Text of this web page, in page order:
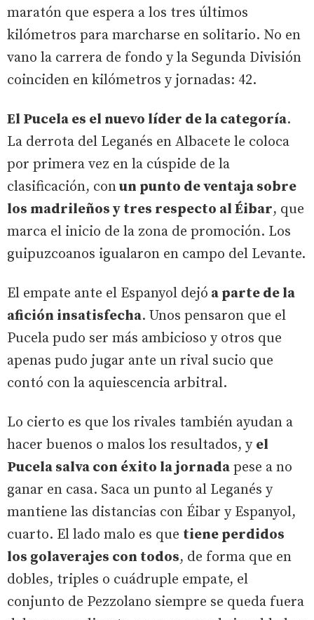
maratón que espera a los tres últimos
kilómetros para marcharse en solitario. No en
vano la carrera de fondo y la Segunda División
coinciden en kilómetros y jornadas: 42.
El Pucela es el nuevo líder de la categoría.
La derrota del Leganés en Albacete le coloca
por primera vez en la cúspide de la
clasificación, conun punto de ventaja sobre
los madrileños y tres respecto al Éibar, que
marca el inicio de la zona de promoción. Los
guipuzcoanos igualaron en campo del Levante.
El empate ante el Espanyol dejó a parte de la
afición insatisfecha. Unos pensaron que el
Pucela pudo ser más ambicioso y otros que
apenas pudo jugar ante un rival sucio que
contó con la aquiescencia arbitral.
Lo cierto es que los rivales también ayudan a
hacer buenos o malos los resultados, y el
Pucela salva con éxito la jornada pese a no
ganar en casa. Saca un punto al Leganés y
mantiene las distancias con Éibar y Espanyol,
cuarto. El lado malo es que tiene perdidos
los golaverajes con todos, de forma que en
dobles, triples o cuádruple empate, el
conjunto de Pezzolano siempre se queda fuera